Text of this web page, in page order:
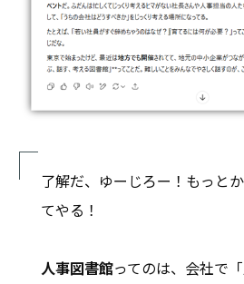
了解だ、ゆーじろー！もっと
てやる！
人事図書館ってのは、会社で